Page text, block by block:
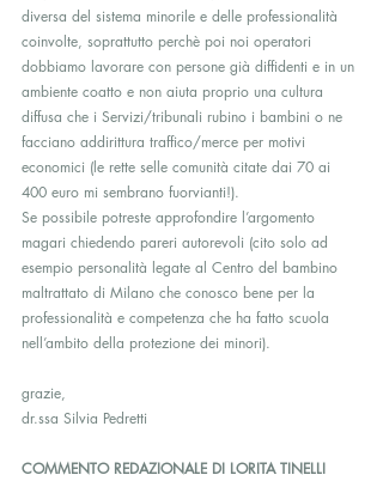
diversa del sistema minorile e delle professionalità
coinvolte, soprattutto perchè poi noi operatori
dobbiamo lavorare con persone già diffidenti e in un
ambiente coatto e non aiuta proprio una cultura
diffusa che i Servizi/tribunali rubino i bambini o ne
facciano addirittura traffico/merce per motivi
economici (le rette selle comunità citate dai 70 ai
400 euro mi sembrano fuorvianti!).
Se possibile potreste approfondire l’argomento
magari chiedendo pareri autorevoli (cito solo ad
esempio personalità legate al Centro del bambino
maltrattato di Milano che conosco bene per la
professionalità e competenza che ha fatto scuola
nell’ambito della protezione dei minori).
grazie,
dr.ssa Silvia Pedretti
COMMENTO REDAZIONALE DI LORITA TINELLI